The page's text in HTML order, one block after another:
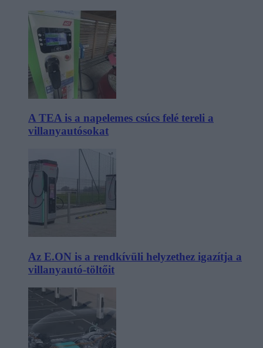
A TEA is a napelemes csúcs felé tereli a
villanyautósokat
Az E.ON is a rendkívüli helyzethez igazítja a
villanyautó-töltőit